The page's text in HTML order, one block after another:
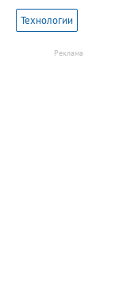
Технологии